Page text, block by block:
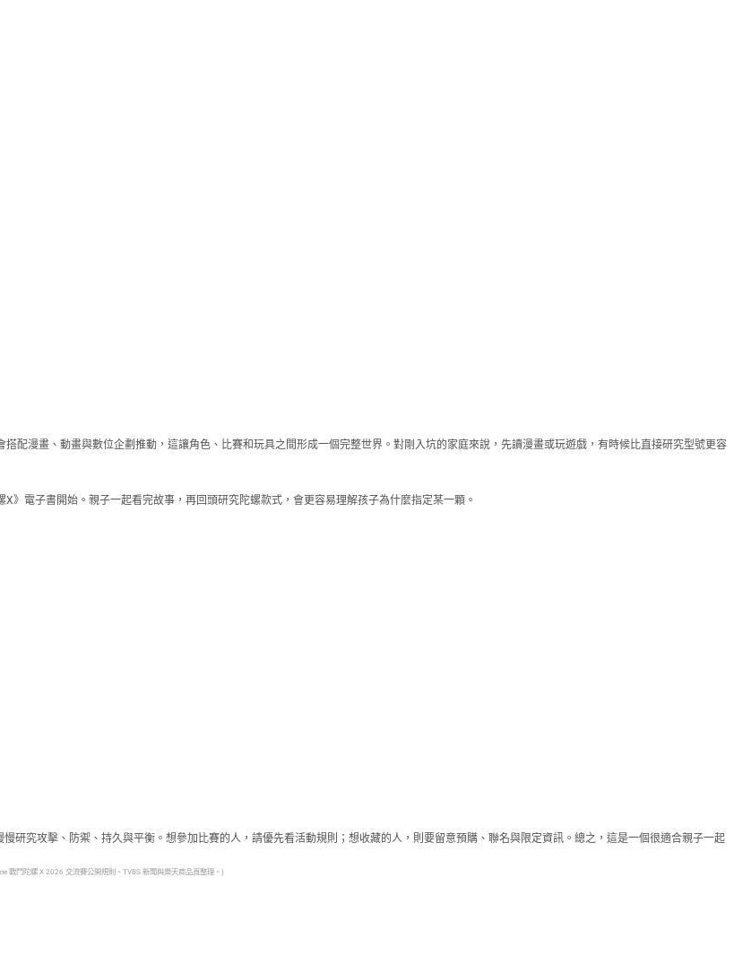
配漫畫、動畫與數位企劃推動，這讓角色、比賽和玩具之間形成一個完整世界。對剛入坑的家庭來說，先讀漫畫或玩遊戲，有時候比直接研究型號更容
》電子書開始。親子一起看完故事，再回頭研究陀螺款式，會更容易理解孩子為什麼指定某一顆。
研究攻擊、防禦、持久與平衡。想參加比賽的人，請優先看活動規則；想收藏的人，則要留意預購、聯名與限定資訊。總之，這是一個很適合親子一起
戰鬥陀螺 X 2026 交流賽公開規則、TVBS 新聞與樂天商品頁整理。)